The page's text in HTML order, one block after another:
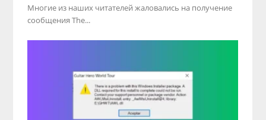
Многие из наших читателей жаловались на получение
сообщения The...